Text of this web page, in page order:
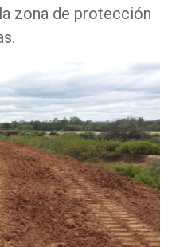
zona de protección